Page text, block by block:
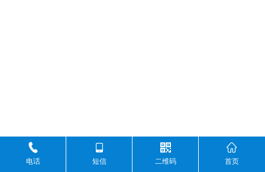
电话 短信 二维码 首页